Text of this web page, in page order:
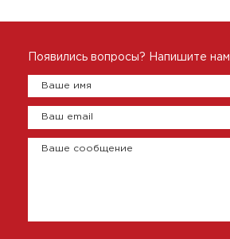
Появились вопросы? Напишите нам.
Ваше имя
Ваш email
Ваше сообщение